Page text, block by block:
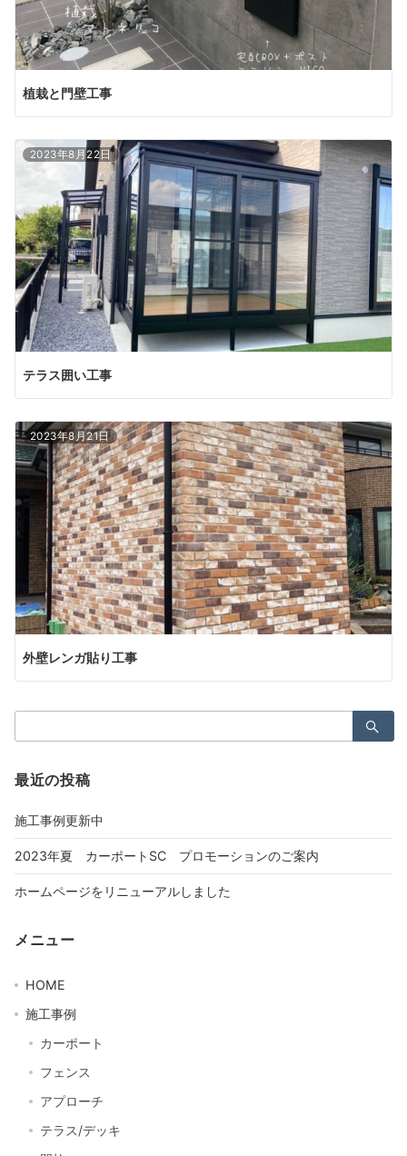
植栽と門壁工事
2023年8月22日
テラス囲い工事
2023年8月21日
外壁レンガ貼り工事
索：
最近の投稿
施工事例更新中
2023年夏 カーポートSC プロモーションのご案内
ホームページをリニューアルしました
メニュー
HOME
施工事例
カーポート
フェンス
アプローチ
テラス/デッキ